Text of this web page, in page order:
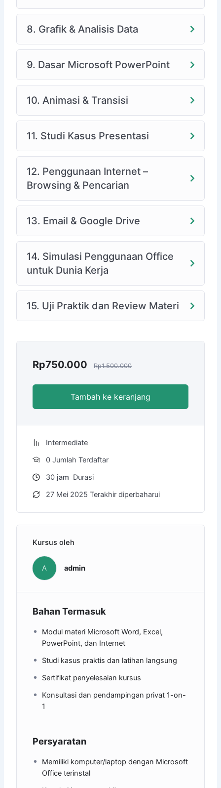
8. Grafik & Analisis Data
9. Dasar Microsoft PowerPoint
10. Animasi & Transisi
11. Studi Kasus Presentasi
12. Penggunaan Internet –
Browsing & Pencarian
13. Email & Google Drive
14. Simulasi Penggunaan Office
untuk Dunia Kerja
15. Uji Praktik dan Review Materi
Rp750.000 Rp1.500.000
Tambah ke keranjang
Intermediate
0 Jumlah Terdaftar
30 jam Durasi
27 Mei 2025 Terakhir diperbaharui
Kursus oleh
A admin
Bahan Termasuk
Modul materi Microsoft Word, Excel,
PowerPoint, dan Internet
Studi kasus praktis dan latihan langsung
Sertifikat penyelesaian kursus
Konsultasi dan pendampingan privat 1-on-
1
Persyaratan
Memiliki komputer/laptop dengan Microsoft
Office terinstal